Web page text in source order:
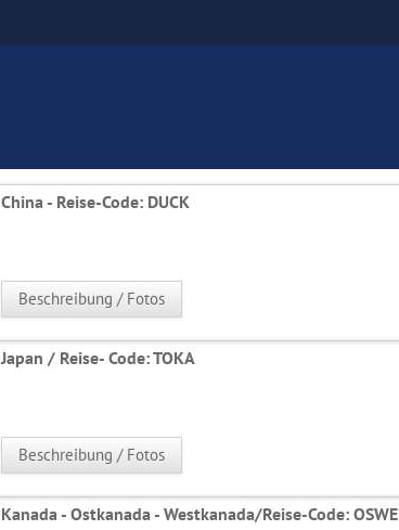
China - Reise-Code: DUCK
Beschreibung / Fotos
Japan / Reise- Code: TOKA
Beschreibung / Fotos
Kanada - Ostkanada - Westkanada/Reise-Code: OSWE